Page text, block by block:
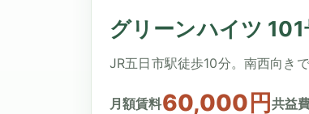
グリーンハイツ 101
JR五日市駅徒歩10分。南西向き
月額賃料60,000円 共益